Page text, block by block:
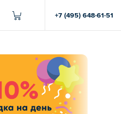
+7 (495) 648-61-51